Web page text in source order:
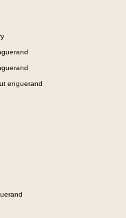
enguerand